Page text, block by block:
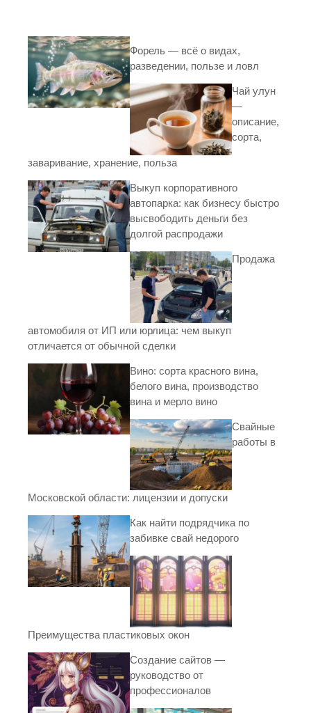
Форель — всё о видах,
разведении, пользе и ловл
Чай улун
—
описание,
сорта,
заваривание, хранение, польза
Выкуп корпоративного
автопарка: как бизнесу быстро
высвободить деньги без
долгой распродажи
Продажа
автомобиля от ИП или юрлица: чем выкуп
отличается от обычной сделки
Вино: сорта красного вина,
белого вина, производство
вина и мерло вино
Свайные
работы в
Московской области: лицензии и допуски
Как найти подрядчика по
забивке свай недорого
Преимущества пластиковых окон
Создание сайтов —
руководство от
профессионалов